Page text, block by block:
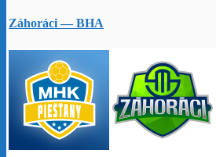
Záhoráci — BHA